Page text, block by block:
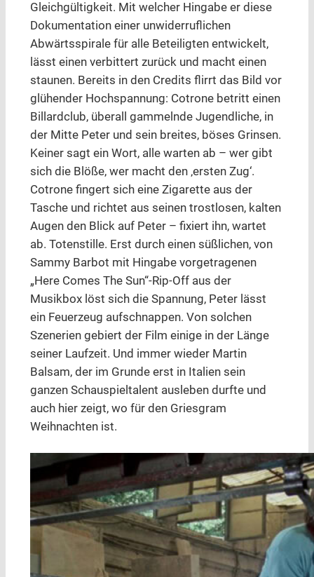
Gleichgültigkeit. Mit welcher Hingabe er diese
Dokumentation einer unwiderruflichen
Abwärtsspirale für alle Beteiligten entwickelt,
lässt einen verbittert zurück und macht einen
staunen. Bereits in den Credits flirrt das Bild vor
glühender Hochspannung: Cotrone betritt einen
Billardclub, überall gammelnde Jugendliche, in
der Mitte Peter und sein breites, böses Grinsen.
Keiner sagt ein Wort, alle warten ab – wer gibt
sich die Blöße, wer macht den ‚ersten Zug‘.
Cotrone fingert sich eine Zigarette aus der
Tasche und richtet aus seinen trostlosen, kalten
Augen den Blick auf Peter – fixiert ihn, wartet
ab. Totenstille. Erst durch einen süßlichen, von
Sammy Barbot mit Hingabe vorgetragenen
„Here Comes The Sun“-Rip-Off aus der
Musikbox löst sich die Spannung, Peter lässt
ein Feuerzeug aufschnappen. Von solchen
Szenerien gebiert der Film einige in der Länge
seiner Laufzeit. Und immer wieder Martin
Balsam, der im Grunde erst in Italien sein
ganzen Schauspieltalent ausleben durfte und
auch hier zeigt, wo für den Griesgram
Weihnachten ist.